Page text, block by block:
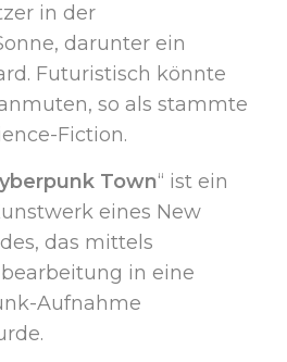
in der
darunter ein
Futuristisch könnte
so als stammte
Fiction.
Town“ ist ein
eines New
das mittels
in eine
Aufnahme